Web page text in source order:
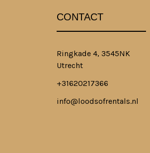
CONTACT
Ringkade 4, 3545NK
Utrecht
+31620217366
info@loodsofrentals.nl